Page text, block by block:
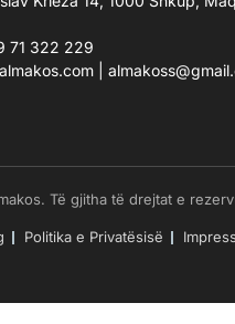
71 322 229
Të gjitha të drejtat e
Politika e Privatësisë